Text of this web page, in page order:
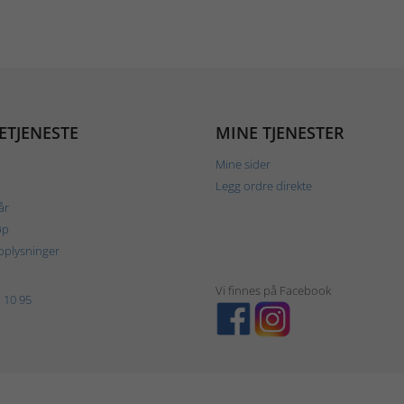
MINE TJENESTER
Mine sider
Legg ordre direkte
10 95
Vi finnes på Facebook